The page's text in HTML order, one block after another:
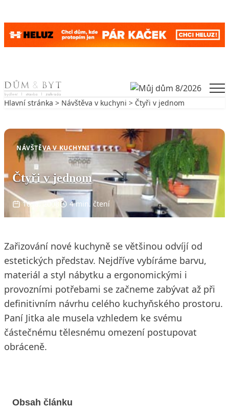
Skip to content
Hlavní stránka > Návštěva v kuchyni > Čtyři v jednom
NÁVŠTĚVA V KUCHYNI
Čtyři v jednom
16. 8. 2008 4 min. čtení
Zařizování nové kuchyně se většinou odvíjí od
estetických představ. Nejdříve vybíráme barvu,
materiál a styl nábytku a ergonomickými i
provozními potřebami se začneme zabývat až při
definitivním návrhu celého kuchyňského prostoru.
Paní Jitka ale musela vzhledem ke svému
částečnému tělesnému omezení postupovat
obráceně.
Obsah článku